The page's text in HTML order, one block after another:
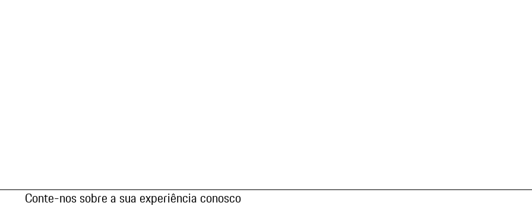
Conte-nos sobre a sua experiência conosco